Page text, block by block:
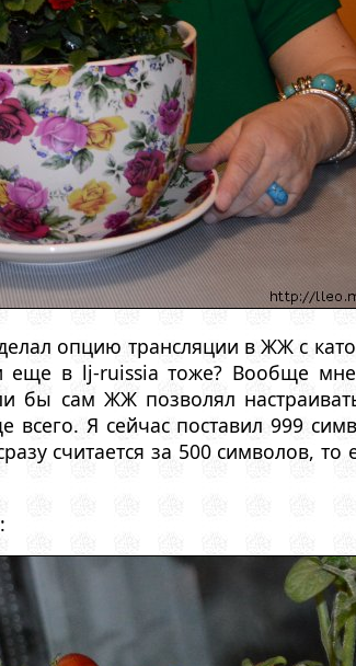
опцию трансляции в ЖЖ с
в lj-ruissia тоже? Вообще
сам ЖЖ позволял
Я сейчас поставил 999
считается за 500 символов, то